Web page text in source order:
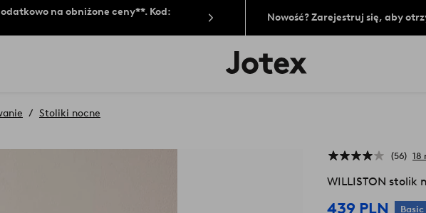
na obniżone ceny**. Kod:
Nowość? Zarejestruj się, aby
Logo
Jotex
Stoliki nocne
56 18
WILLISTON stolik
439 PLN Basic